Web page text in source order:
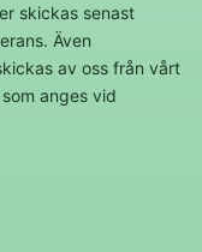
skickas senast
Även
av oss från vårt
anges vid